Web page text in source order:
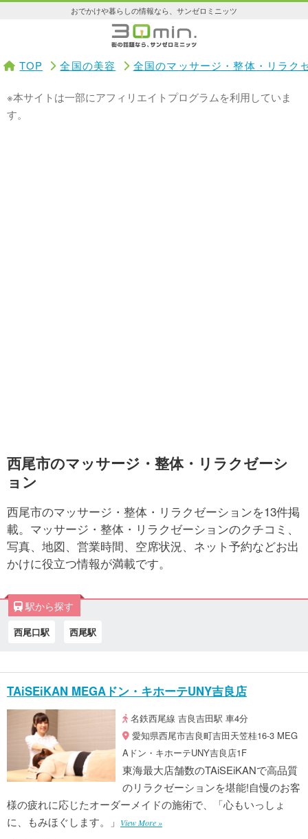
おでかけや暮らしの情報なら、サンゼロミニッツ
TOP 全国の美容 全国のマッサージ・整体・リラク
※本サイトは一部にアフィリエイトプログラムを利用していま
す。
西尾市のマッサージ・整体・リラクゼーシ
ョン
西尾市のマッサージ・整体・リラクゼーションを13件掲
載。マッサージ・整体・リラクゼーションのクチコミ、
写真、地図、営業時間、空席状況、ネット予約などお出
かけに役立つ情報が満載です。
駅から探す
西尾口駅 西尾駅
TAiSEiKAN MEGAドン・キホーテUNY吉良店
名鉄西尾線 吉良吉田駅 車4分
愛知県西尾市吉良町吉田天笠桂16-3 MEG
Aドン・キホーテUNY吉良店1F
東海最大店舗数のTAiSEiKANで高品質
のリラクゼーションを堪能!自慢のお客
様の疲れに応じたオーダーメイドの施術で、「心もいっしょ
に、もみほぐします。」
View More »